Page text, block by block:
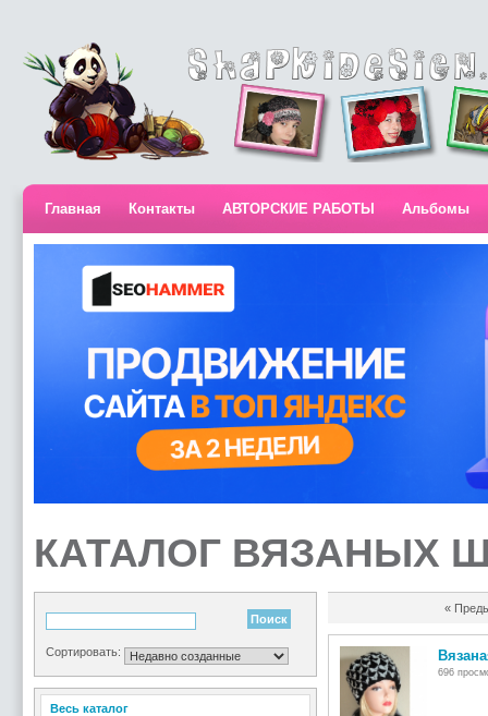
Главная Контакты АВТОРСКИЕ РАБОТЫ Альбомы
КАТАЛОГ ВЯЗАНЫХ
Сортировать:
Весь каталог
«
696